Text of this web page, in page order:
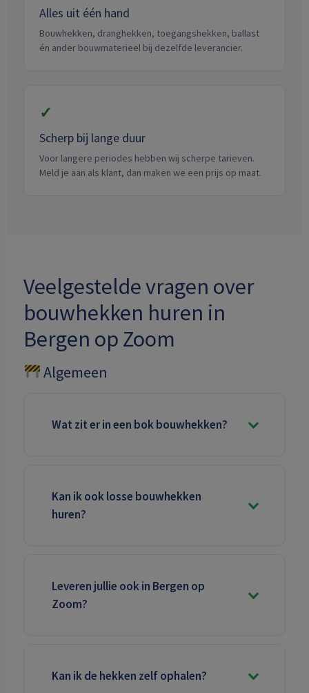
Alles uit één hand
Bouwhekken, dranghekken, toegangshekken, ballast
én ander bouwmaterieel bij dezelfde leverancier.
✓
Scherp bij lange duur
Voor langere periodes hebben wij scherpe tarieven.
Meld je aan als klant, dan maken we een prijs op maat.
Veelgestelde vragen over
bouwhekken huren in
Bergen op Zoom
Algemeen
Wat zit er in een bok bouwhekken?
Kan ik ook losse bouwhekken
huren?
Leveren jullie ook in Bergen op
Zoom?
Kan ik de hekken zelf ophalen?